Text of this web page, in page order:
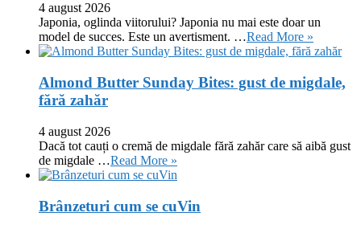
4 august 2026
Japonia, oglinda viitorului? Japonia nu mai este doar un
model de succes. Este un avertisment. …Read More »
Almond Butter Sunday Bites: gust de migdale,
fără zahăr
4 august 2026
Dacă tot cauți o cremă de migdale fără zahăr care să aibă gust
de migdale …Read More »
Brânzeturi cum se cuVin